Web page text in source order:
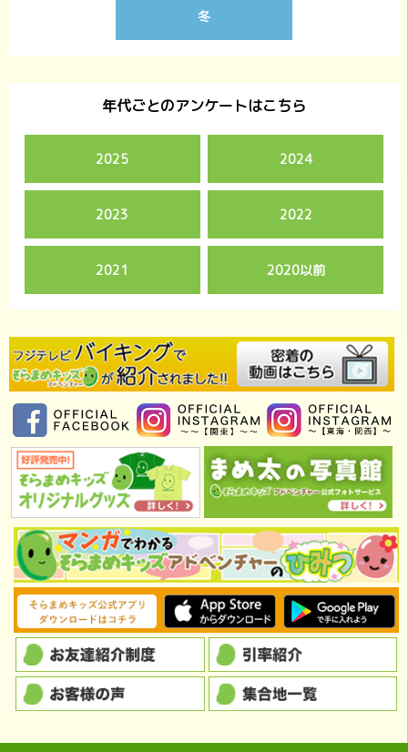
冬
年代ごとのアンケートはこちら
2025 2024
2023 2022
2021 2020以前